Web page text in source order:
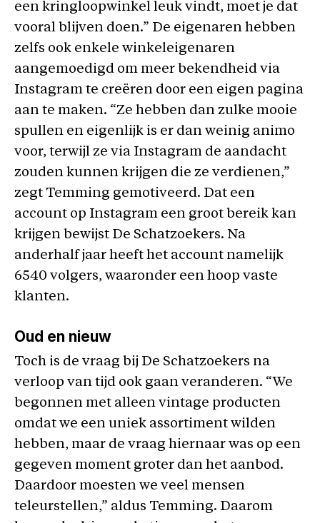
een kringloopwinkel leuk vindt, moet je dat
vooral blijven doen.” De eigenaren hebben
zelfs ook enkele winkeleigenaren
aangemoedigd om meer bekendheid via
Instagram te creëren door een eigen pagina
aan te maken. “Ze hebben dan zulke mooie
spullen en eigenlijk is er dan weinig animo
voor, terwijl ze via Instagram de aandacht
zouden kunnen krijgen die ze verdienen,”
zegt Temming gemotiveerd. Dat een
account op Instagram een groot bereik kan
krijgen bewijst De Schatzoekers. Na
anderhalf jaar heeft het account namelijk
6540 volgers, waaronder een hoop vaste
klanten.
Oud en nieuw
Toch is de vraag bij De Schatzoekers na
verloop van tijd ook gaan veranderen. “We
begonnen met alleen vintage producten
omdat we een uniek assortiment wilden
hebben, maar de vraag hiernaar was op een
gegeven moment groter dan het aanbod.
Daardoor moesten we veel mensen
teleurstellen,” aldus Temming. Daarom